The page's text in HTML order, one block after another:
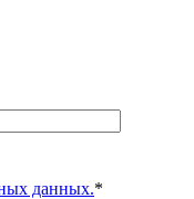
данных.*